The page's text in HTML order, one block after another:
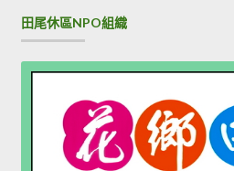
田尾休區NPO組織